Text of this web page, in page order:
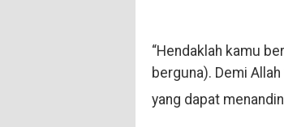
“Hendaklah kamu
berguna). Demi
yang dapat